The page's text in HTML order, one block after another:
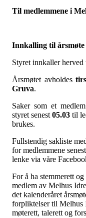
Til medlemmene i
Innkalling til
Styret innkaller
Årsmøtet avholdes
Gruva.
Saker som et
styret senest 05.03 til
brukes.
Fullstendig sakliste
for medlemmene
lenke via våre
For å ha stemmerett
medlem av Melhus
det kalenderåret
forpliktelser til Melhus
møterett, talerett og